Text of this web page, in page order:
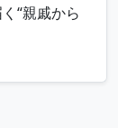
“親戚から